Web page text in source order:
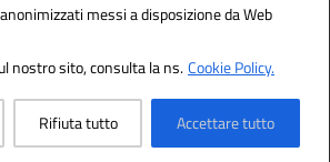
messi a disposizione da Web
nostro sito, consulta la ns.Cookie Policy.
Rifiuta tutto Accettare tutto
& Powered by 3D Solution S.r.l.
& Design by Designers Italia